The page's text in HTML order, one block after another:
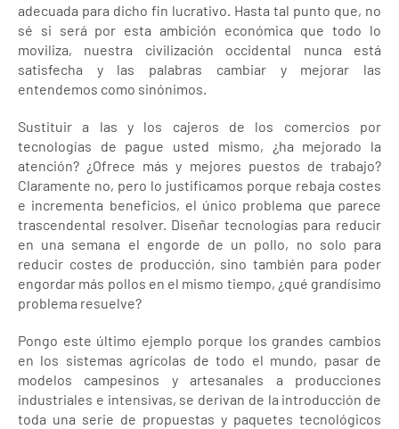
adecuada para dicho fin lucrativo. Hasta tal punto que, no
sé si será por esta ambición económica que todo lo
moviliza, nuestra civilización occidental nunca está
satisfecha y las palabras cambiar y mejorar las
entendemos como sinónimos.
Sustituir a las y los cajeros de los comercios por
tecnologías de pague usted mismo, ¿ha mejorado la
atención? ¿Ofrece más y mejores puestos de trabajo?
Claramente no, pero lo justificamos porque rebaja costes
e incrementa beneficios, el único problema que parece
trascendental resolver. Diseñar tecnologías para reducir
en una semana el engorde de un pollo, no solo para
reducir costes de producción, sino también para poder
engordar más pollos en el mismo tiempo, ¿qué grandísimo
problema resuelve?
Pongo este último ejemplo porque los grandes cambios
en los sistemas agrícolas de todo el mundo, pasar de
modelos campesinos y artesanales a producciones
industriales e intensivas, se derivan de la introducción de
toda una serie de propuestas y paquetes tecnológicos